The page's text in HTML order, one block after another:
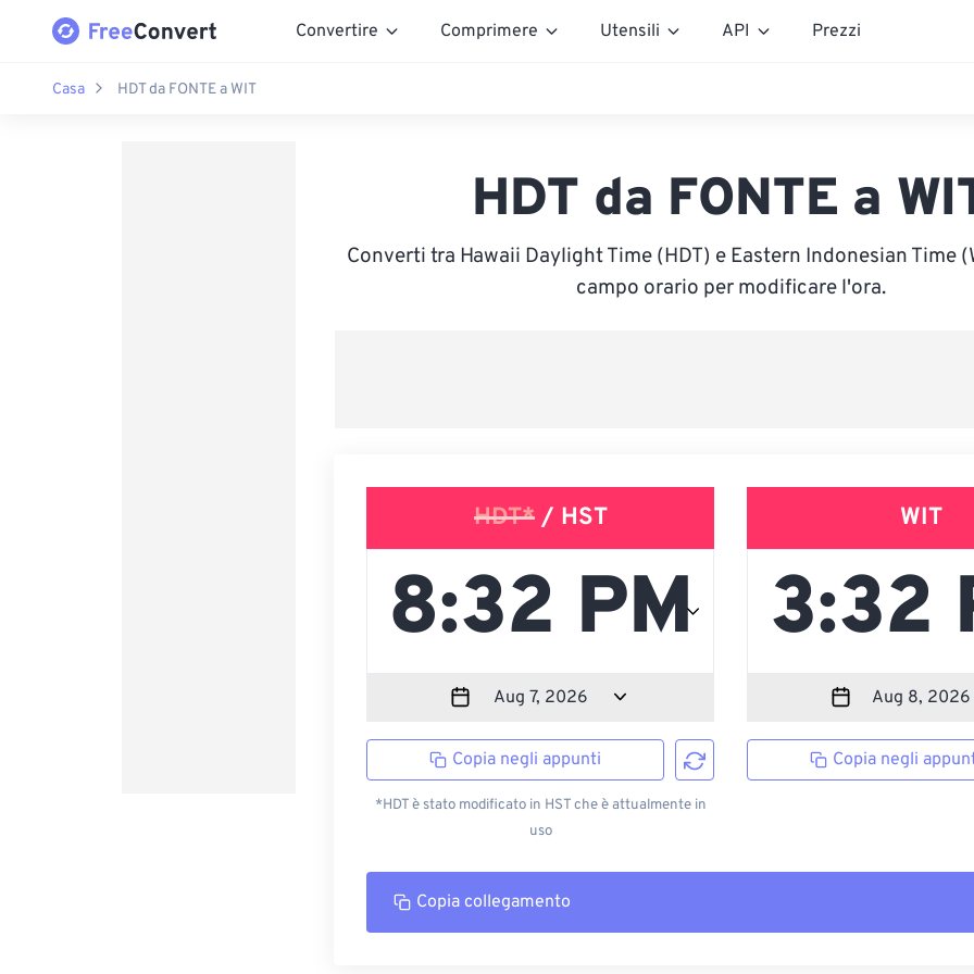
Convertire Comprimere Utensili API Prezzi
Casa HDT da FONTE a WIT
HDT da FONTE a
Converti tra Hawaii Daylight Time (HDT) e Eastern Indonesian Time
campo orario per modificare l'ora.
HDT*/ HST
Copia negli appunti
*HDT è stato modificato in HST che è attualmente in
uso
WIT
Copia negli
Copia collegamento